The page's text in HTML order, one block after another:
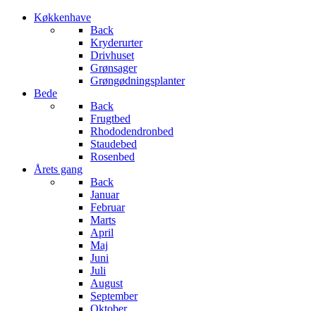
Køkkenhave
Back
Kryderurter
Drivhuset
Grønsager
Grøngødningsplanter
Bede
Back
Frugtbed
Rhododendronbed
Staudebed
Rosenbed
Årets gang
Back
Januar
Februar
Marts
April
Maj
Juni
Juli
August
September
Oktober